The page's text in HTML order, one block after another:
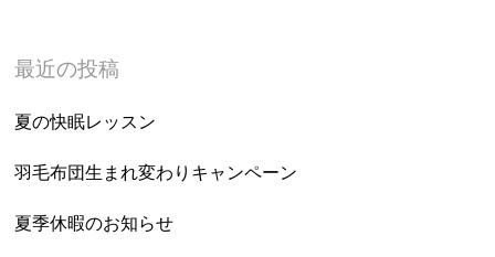
最近の投稿
夏の快眠レッスン
羽毛布団生まれ変わりキャンペーン
夏季休暇のお知らせ